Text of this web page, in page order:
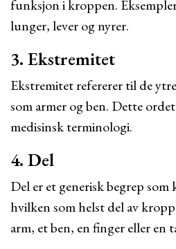
funksjon i kroppen.
lunger, lever og nyrer.
3. Ekstremitet
Ekstremitet refererer til de
som armer og ben. Dette
medisinsk terminologi.
4. Del
Del er et generisk begrep som
hvilken som helst del av
arm, et ben, en finger eller en